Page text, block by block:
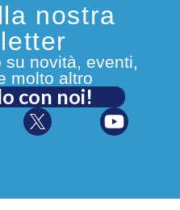
nostra
su novità, eventi,
molto altro
con noi!